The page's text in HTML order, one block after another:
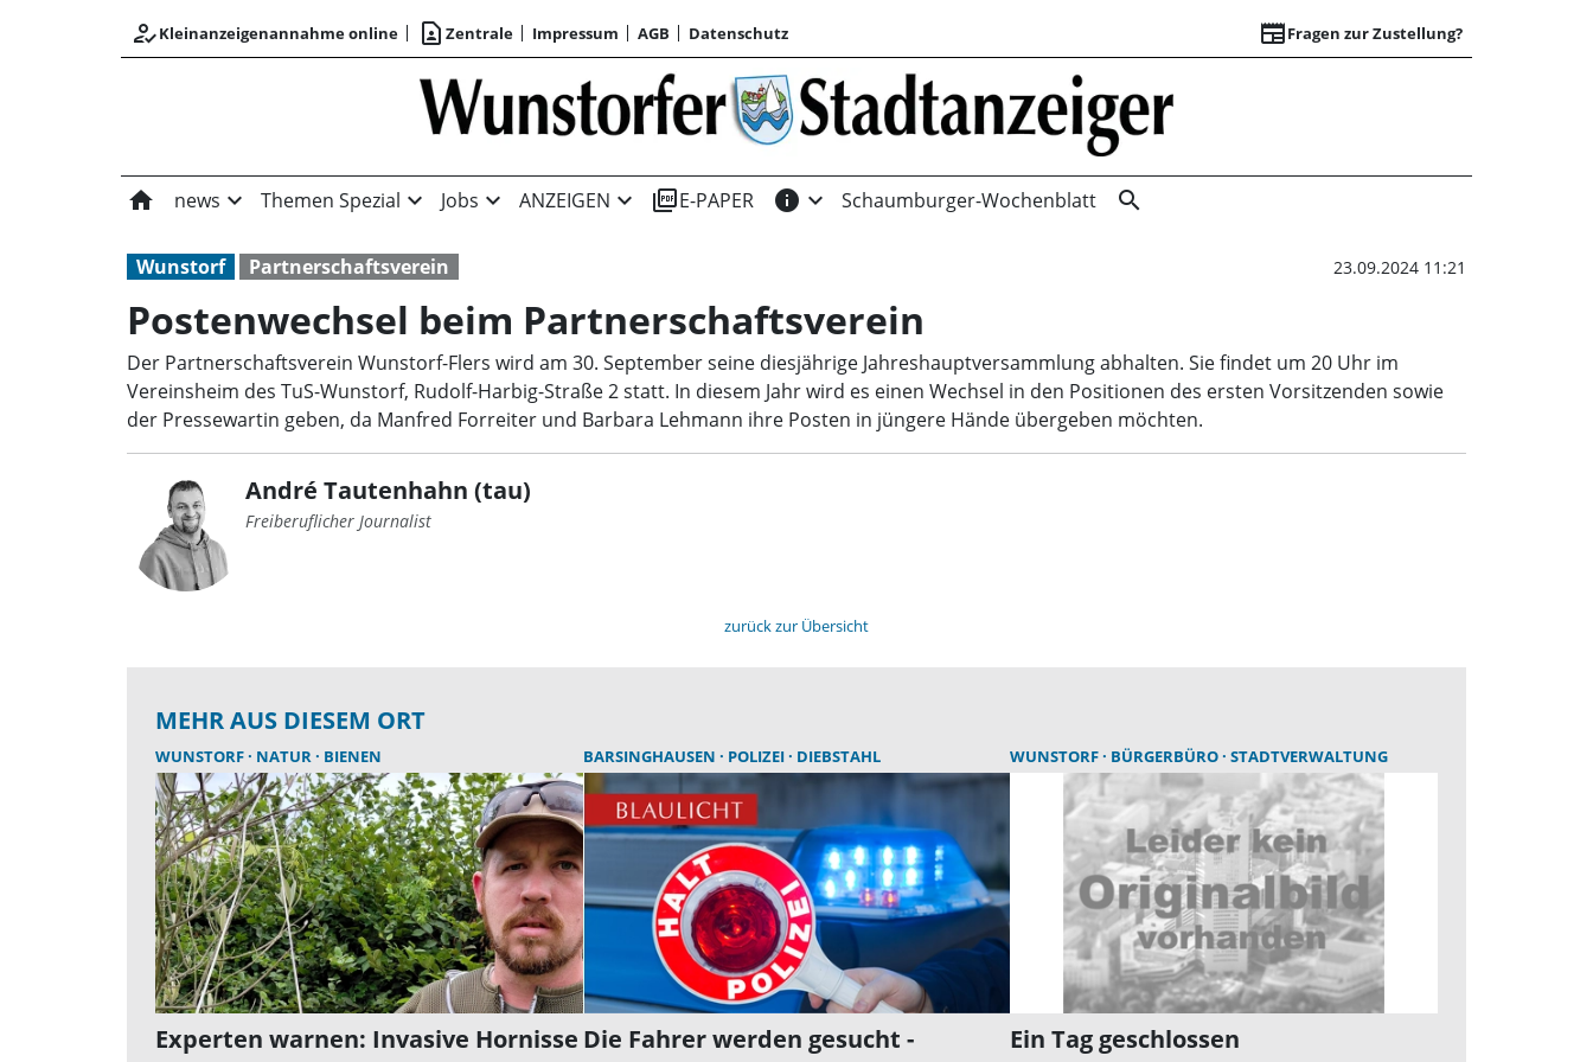
how_to_regKleinanzeigenannahme online contact_page Zentrale Impressum AGB Datenschutz newspaperFragen zur Zustellung?
Postenwechsel
home news expand_more Themen Spezial expand_more Jobs expand_more ANZEIGEN expand_more picture_as_pdfE-PAPER info expand_more Schaumburger-Wochenblatt search
Wunstorf Partnerschaftsverein 23.09.2024 11:21
Postenwechsel beim Partnerschaftsverein
Der Partnerschaftsverein Wunstorf-Flers wird am 30. September seine diesjährige Jahreshauptversammlung abhalten. Sie findet um 20 Uhr im
Vereinsheim des TuS-Wunstorf, Rudolf-Harbig-Straße 2 statt. In diesem Jahr wird es einen Wechsel in den Positionen des ersten Vorsitzenden sowie
der Pressewartin geben, da Manfred Forreiter und Barbara Lehmann ihre Posten in jüngere Hände übergeben möchten.
André Tautenhahn (tau)
Freiberuflicher Journalist
zurück zur Übersicht
MEHR AUS DIESEM ORT
WUNSTORF NATUR BIENEN
Experten warnen: Invasive Hornisse
BARSINGHAUSEN POLIZEI DIEBSTAHL
Die Fahrer werden gesucht -
WUNSTORF BÜRGERBÜRO STADTVERWALTUNG
Ein Tag geschlossen